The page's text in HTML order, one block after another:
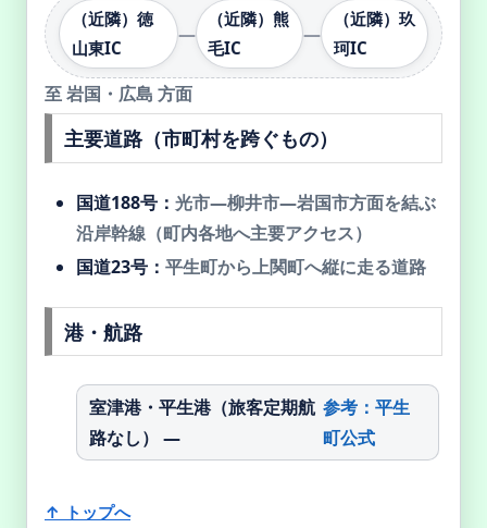
（近隣）徳
山東IC
—
（近隣）熊
毛IC
—
（近隣）玖
珂IC
至岩国・広島 方面
主要道路（市町村を跨ぐもの）
国道188号：光市—柳井市—岩国市方面を結ぶ
沿岸幹線（町内各地へ主要アクセス）
国道23号：平生町から上関町へ縦に走る道路
港・航路
室津港・平生港（旅客定期航
路なし） —
参考：平生
町公式
↑ トップへ